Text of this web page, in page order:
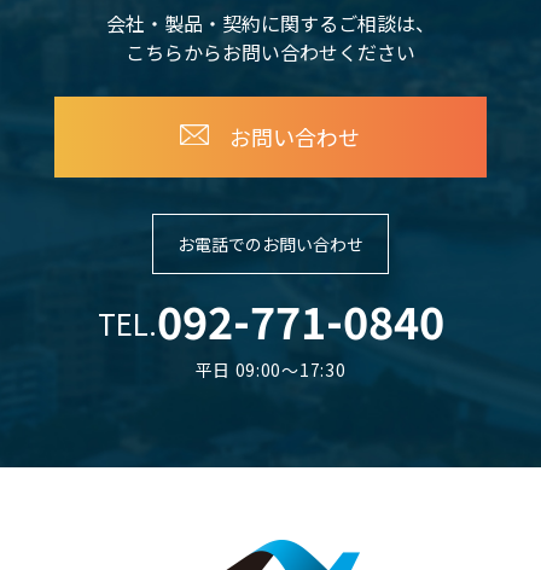
会社・製品・契約に関するご相談は、
こちらからお問い合わせください
お問い合わせ
お電話でのお問い合わせ
TEL.092-771-0840
平日 09:00～17:30